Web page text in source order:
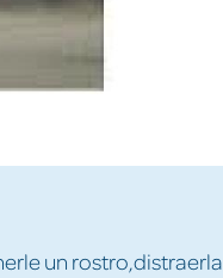
un rostro,distraerla